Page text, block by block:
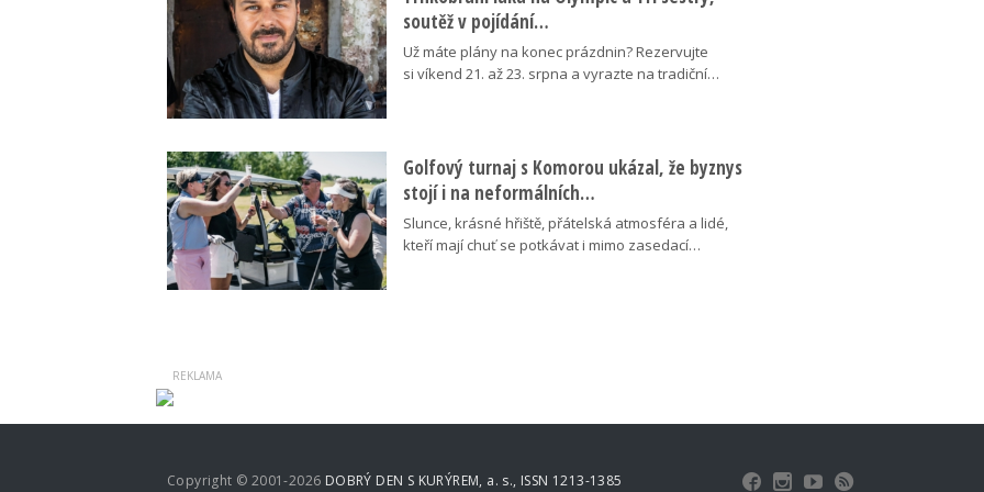
soutěž v pojídání…
Už máte plány na konec prázdnin? Rezervujte
si víkend 21. až 23. srpna a vyrazte na tradiční…
Golfový turnaj s Komorou ukázal, že byznys
stojí i na neformálních…
Slunce, krásné hřiště, přátelská atmosféra a lidé,
kteří mají chuť se potkávat i mimo zasedací…
Copyright © 2001-2026 DOBRÝ DEN S KURÝREM, a. s., ISSN 1213-1385